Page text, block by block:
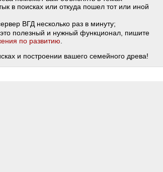
в поисках или откуда пошел тот или иной
ВГД несколько раз в минуту;
полезный и нужный функционал, пишите
по развитию
и построении вашего семейного древа!